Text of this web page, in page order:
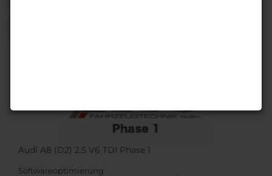
Audi A8 (D2) 2.5 V6 TDI Phase 1
Softwareoptimierung